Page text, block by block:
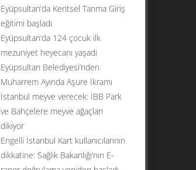
Eyüpsultan’da Kentsel Tarıma Giriş
eğitimi başladı
Eyüpsultan’da 124 çocuk ilk
mezuniyet heyecanı yaşadı
Eyüpsultan Belediyesi’nden
Muharrem Ayında Aşure İkramı
İstanbul meyve verecek: İBB Park
ve Bahçelere meyve ağaçları
dikiyor
Engelli İstanbul Kart kullanıcılarının
dikkatine: Sağlık Bakanlığı’nın E-